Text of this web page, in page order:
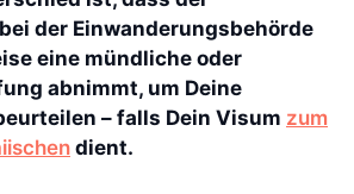
der Einwanderungsbehörde
eine mündliche oder
abnimmt, um Deine
– falls Dein Visum zum
dient.